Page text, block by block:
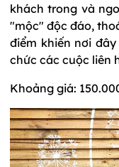
khách trong và
"mộc" độc đáo,
điểm khiến nơi
chức các cuộc liên
Khoảng giá: